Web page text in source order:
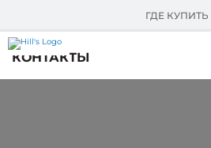
ГДЕ КУПИТЬ
КОНТАКТЫ